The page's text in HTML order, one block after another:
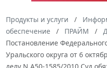
Продукты и услуги
обеспечение
ПРАЙМ
Постановление
Уральского округа от 6
делу N А50-1585/2010 Суд